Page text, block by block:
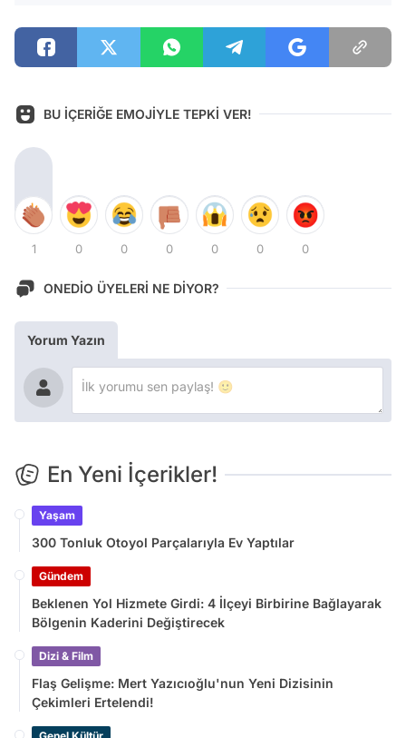
BU İÇERİĞE EMOJİYLE TEPKİ VER!
1 0 0 0 0 0 0
ONEDİO ÜYELERİ NE DİYOR?
Yorum Yazın
En Yeni İçerikler!
Yaşam
300 Tonluk Otoyol Parçalarıyla Ev Yaptılar
Gündem
Beklenen Yol Hizmete Girdi: 4 İlçeyi Birbirine Bağlayarak
Bölgenin Kaderini Değiştirecek
Dizi & Film
Flaş Gelişme: Mert Yazıcıoğlu'nun Yeni Dizisinin
Çekimleri Ertelendi!